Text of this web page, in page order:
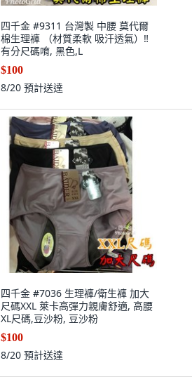
四千金 #9311 台灣製 中腰 莫代爾
棉生理褲 （材質柔軟 吸汗透氣）‼
有分尺碼唷, 黑色,L
$100
8/20 預計送達
四千金 #7036 生理褲/衛生褲 加大
尺碼XXL 萊卡高彈力親膚舒適, 高腰
XL尺碼,豆沙粉, 豆沙粉
$100
8/20 預計送達